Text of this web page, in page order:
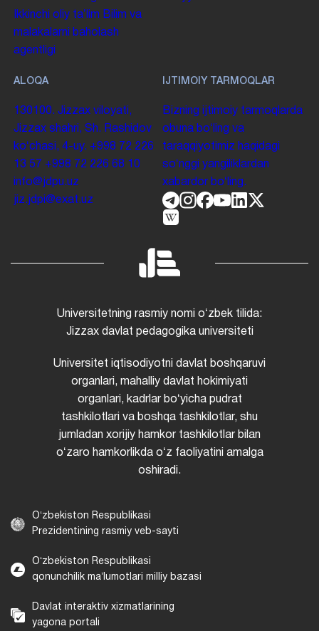
Ikkinchi oliy taʼlim Bilim va
malakalarni baholash
agentligi
ALOQA
130100. Jizzax viloyati,
Jizzax shahri, Sh. Rashidov
koʻchasi, 4-uy. +998 72 226
13 57 +998 72 226 68 10
info@jdpu.uz
jiz.jdpi@exat.uz
IJTIMOIY TARMOQLAR
Bizning ijtimoiy tarmoqlarda
obuna boʻling va
taraqqiyotimiz haqidagi
soʻnggi yangiliklardan
xabardor boʻling.
Universitetning rasmiy nomi oʻzbek tilida:
Jizzax davlat pedagogika universiteti
Universitet iqtisodiyotni davlat boshqaruvi
organlari, mahalliy davlat hokimiyati
organlari, kadrlar boʻyicha pudrat
tashkilotlari va boshqa tashkilotlar, shu
jumladan xorijiy hamkor tashkilotlar bilan
oʻzaro hamkorlikda oʻz faoliyatini amalga
oshiradi.
Oʻzbekiston Respublikasi
Prezidentining rasmiy veb-sayti
Oʻzbekiston Respublikasi
qonunchilik maʼlumotlari milliy bazasi
Davlat interaktiv xizmatlarining
yagona portali